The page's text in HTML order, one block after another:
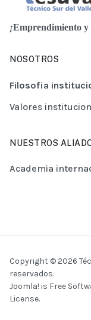
¡Emprendimiento y
NOSOTROS
Filosofia
Valores
NUESTROS
Academia
Copyright © 2026
reservados.
Joomla! is Free
License.